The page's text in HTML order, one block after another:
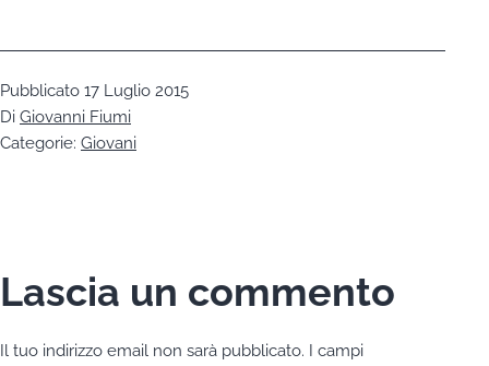
Pubblicato 17 Luglio 2015
Di Giovanni Fiumi
Categorie: Giovani
Lascia un commento
Il tuo indirizzo email non sarà pubblicato. I campi